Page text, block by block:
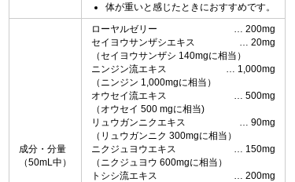
体が重いと感じたときにおすすめです。
成分・分量
（50mL中）
ローヤルゼリー
200mg
セイヨウサンザシエキス
20mg
（セイヨウサンザシ 140mgに相当）
ニンジン流エキス
1,000mg
（ニンジン 1,000mgに相当）
オウセイ流エキス
500mg
（オウセイ 500 mgに相当)
リュウガンニクエキス
90mg
（リュウガンニク 300mgに相当）
ニクジュヨウエキス
150mg
（ニクジュヨウ 600mgに相当）
トシシ流エキス
200mg